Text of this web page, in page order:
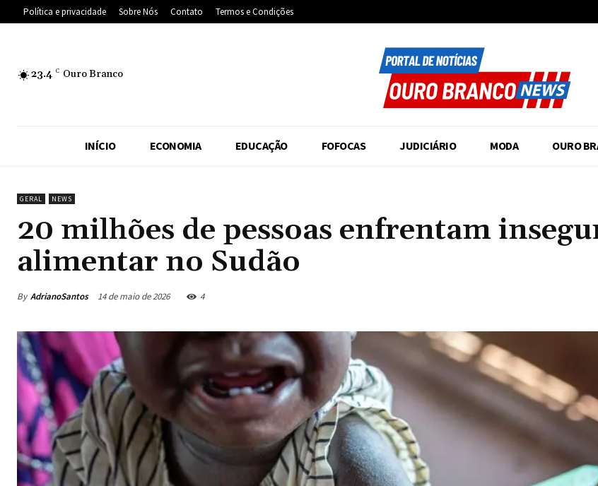
Política e privacidade Sobre Nós Contato Termos e Condições
23.4 C Ouro Branco
INÍCIO ECONOMIA EDUCAÇÃO FOFOCAS JUDICIÁRIO MODA OURO
GERAL NEWS
20 milhões de pessoas enfrentam
alimentar no Sudão
By AdrianoSantos 14 de maio de 2026 4